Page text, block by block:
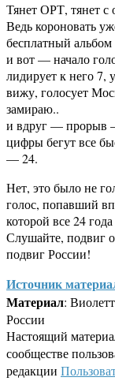
Тянет ОРТ, тянет с
Ведь короновать
бесплатный
и вот — начало
лидирует к него
вижу, голосует
замираю..
и вдруг — прорыв
цифры бегут все
— 24.
Нет, это было не
голос, попавший
которой все 24
Слушайте, подвиг
подвиг России!
Источник
Материал:
России
Настоящий
сообществе
редакции